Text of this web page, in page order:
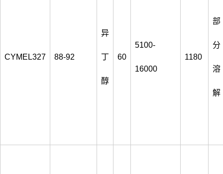
CYMEL327 88-92
异
丁
醇
60
5100-
16000
1180
部
分
溶
解